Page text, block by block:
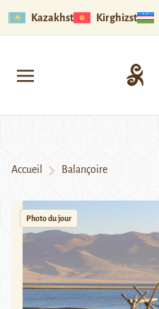
Kazakhstan Kirghizstan
Accueil Balançoire
Photo du jour